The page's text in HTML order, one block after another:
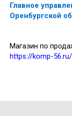
Главное
Оренбургской
Магазин по
https://komp-